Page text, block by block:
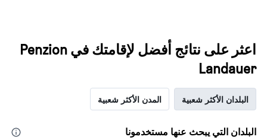
اعثر على نتائج أفضل لإقامتك في Penzion
Landauer
البلدان الأكثر شعبية المدن الأكثر شعبية
البلدان التي يبحث عنها مستخدمونا